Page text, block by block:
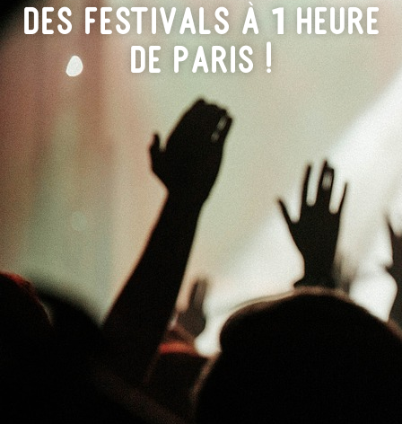
Des festivals à 1 heure
de Paris !